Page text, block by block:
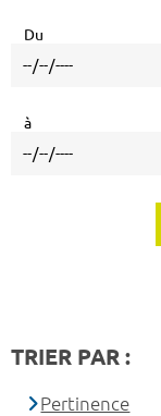
Du
à
TRIER PAR :
Pertinence